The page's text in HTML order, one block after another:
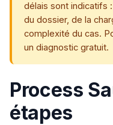
délais sont indicatifs
du dossier, de la
complexité du cas.
un diagnostic gratuit.
Process
étapes